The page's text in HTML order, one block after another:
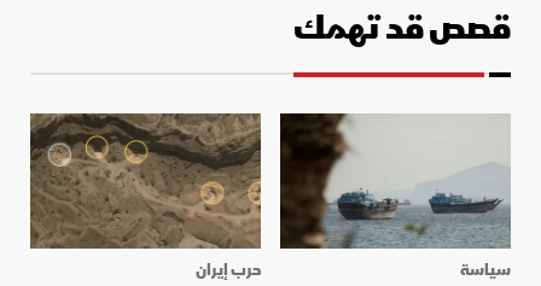
قصص قد تهمك
سياسة
حرب إيران